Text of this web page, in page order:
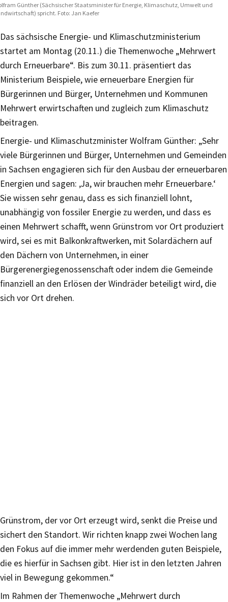
Günther (Sächsischer Staatsminister für Energie, Klimaschutz, Umwelt und
spricht. Foto: Jan Kaefer
Das sächsische Energie- und Klimaschutzministerium
startet am Montag (20.11.) die Themenwoche „Mehrwert
durch Erneuerbare“. Bis zum 30.11. präsentiert das
Ministerium Beispiele, wie erneuerbare Energien für
Bürgerinnen und Bürger, Unternehmen und Kommunen
Mehrwert erwirtschaften und zugleich zum Klimaschutz
beitragen.
Energie- und Klimaschutzminister Wolfram Günther: „Sehr
viele Bürgerinnen und Bürger, Unternehmen und Gemeinden
in Sachsen engagieren sich für den Ausbau der erneuerbaren
Energien und sagen: ‚Ja, wir brauchen mehr Erneuerbare.‘
Sie wissen sehr genau, dass es sich finanziell lohnt,
unabhängig von fossiler Energie zu werden, und dass es
einen Mehrwert schafft, wenn Grünstrom vor Ort produziert
wird, sei es mit Balkonkraftwerken, mit Solardächern auf
den Dächern von Unternehmen, in einer
Bürgerenergiegenossenschaft oder indem die Gemeinde
finanziell an den Erlösen der Windräder beteiligt wird, die
sich vor Ort drehen.
Grünstrom, der vor Ort erzeugt wird, senkt die Preise und
sichert den Standort. Wir richten knapp zwei Wochen lang
den Fokus auf die immer mehr werdenden guten Beispiele,
die es hierfür in Sachsen gibt. Hier ist in den letzten Jahren
viel in Bewegung gekommen.“
Im Rahmen der Themenwoche „Mehrwert durch